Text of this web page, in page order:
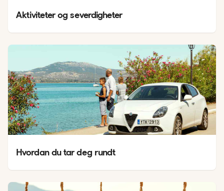
Aktiviteter og severdigheter
Hvordan du tar deg rundt